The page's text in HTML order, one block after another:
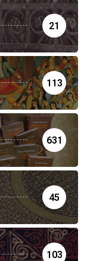
21
113
631
45
103